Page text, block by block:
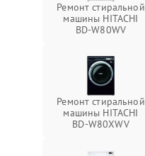
Ремонт стиральной
машины HITACHI
BD-W80WV
Ремонт стиральной
машины HITACHI
BD-W80XWV